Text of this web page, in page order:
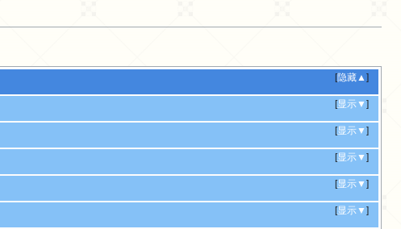
[隐藏▲]
[显示▼]
[显示▼]
[显示▼]
[显示▼]
[显示▼]